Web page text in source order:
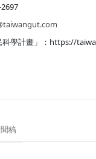
科學計畫」：https://
稿